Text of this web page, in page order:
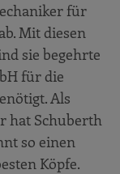
für
Mit diesen
sie begehrte
für die
Als
hat Schuberth
so einen
Köpfe.